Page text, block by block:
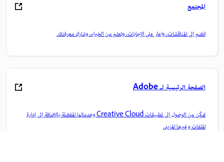
المجتمع
انضم إلى المناقشات، واعثر على الإجابات، وتعلم من الخبراء، وشارك معرفتك.
الصفحة الرئيسية لـ Adobe
تمكّن من الوصول إلى تطبيقات Creative Cloud وخدماتها المفضلة بالإضافة إلى إدارة
الملفات وغيرها المزيد.